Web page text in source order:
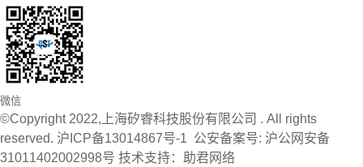
微信
©Copyright 2022,上海矽睿科技股份有限公司 . All rights
reserved. 沪ICP备13014867号-1 公安备案号: 沪公网安备
31011402002998号 技术支持： 助君网络